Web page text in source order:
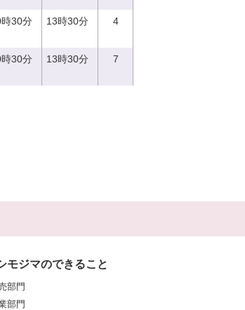
30分 13時30分 4
30分 13時30分 7
モジマのできること
部門
部門